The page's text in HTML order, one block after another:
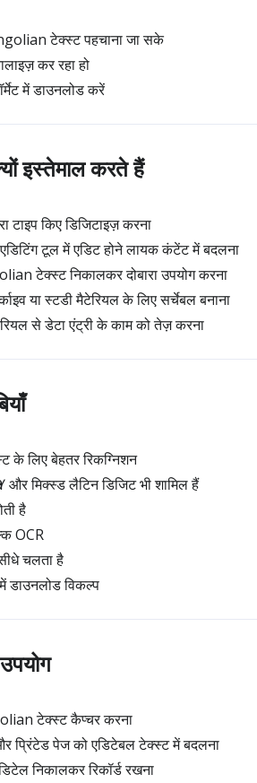
टेक्स्ट पहचाना जा सके
कर रहा हो
में डाउनलोड करें
इस्तेमाल करते हैं
टाइप किए डिजिटाइज़ करना
टूल में एडिट होने लायक कंटेंट में बदलना
टेक्स्ट निकालकर दोबारा उपयोग करना
या स्टडी मैटेरियल के लिए सर्चेबल बनाना
से डेटा एंट्री के काम को तेज़ करना
लिए बेहतर रिकग्निशन
मिक्स्ड लैटिन डिजिट भी शामिल हैं
है
OCR
चलता है
विकल्प
टेक्स्ट कैप्चर करना
पेज को एडिटेबल टेक्स्ट में बदलना
निकालकर रिकॉर्ड रखना